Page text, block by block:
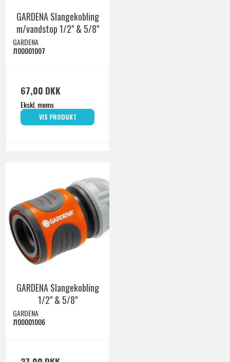
GARDENA Slangekobling
m/vandstop 1/2" & 5/8"
GARDENA
J100001007
67,00 DKK
Ekskl. moms
VIS PRODUKT
GARDENA Slangekobling
1/2" & 5/8"
GARDENA
J100001006